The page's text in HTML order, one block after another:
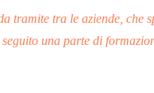
tramite tra le aziende, che
una parte di